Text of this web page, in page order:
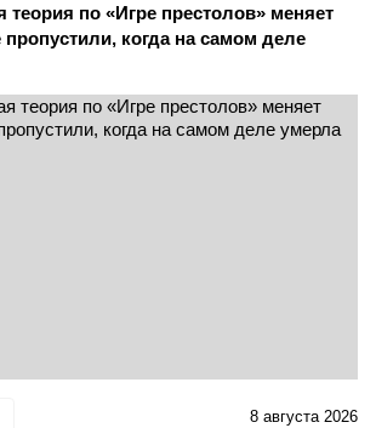
по «Игре престолов» меняет
когда на самом деле
8 августа 2026